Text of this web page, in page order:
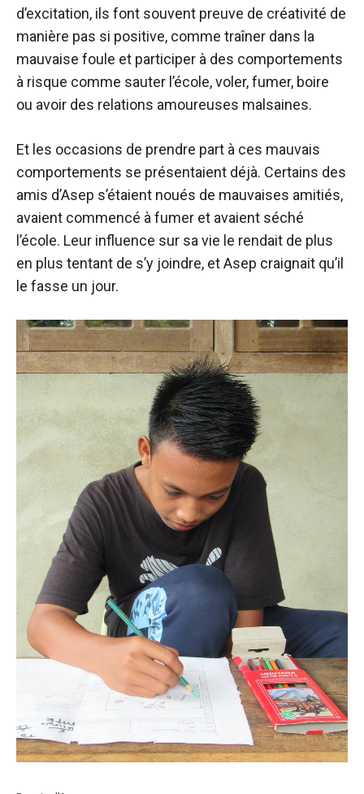
d’excitation, ils font souvent preuve de créativité de
manière pas si positive, comme traîner dans la
mauvaise foule et participer à des comportements
à risque comme sauter l’école, voler, fumer, boire
ou avoir des relations amoureuses malsaines.
Et les occasions de prendre part à ces mauvais
comportements se présentaient déjà. Certains des
amis d’Asep s’étaient noués de mauvaises amitiés,
avaient commencé à fumer et avaient séché
l’école. Leur influence sur sa vie le rendait de plus
en plus tentant de s’y joindre, et Asep craignait qu’il
le fasse un jour.